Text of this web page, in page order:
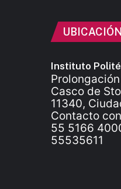
UBICACIÓN
Instituto
Casco de
11340,
Contacto
55 5166
55535611